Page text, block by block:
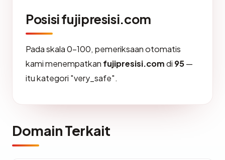
Posisi fujipresisi.com
Pada skala 0-100, pemeriksaan otomatis
kami menempatkan fujipresisi.comdi 95—
itu kategori "very_safe".
Domain Terkait